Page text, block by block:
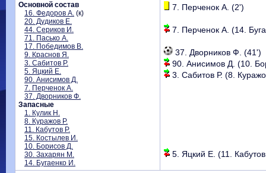
Основной состав
16. Федоров А. (к)
20. Дудиков Е.
44. Сериков И.
71. Пасько А.
17. Победимов В.
9. Краснов Я.
3. Сабитов Р.
5. Яцкий Е.
90. Анисимов Д.
7. Перченок А.
37. Дворников Ф.
Запасные
1. Кулик Н.
8. Куражов Р.
11. Кабутов Р.
15. Костылев И.
10. Борисов Д.
30. Захарян М.
14. Бугаенко И.
7. Перченок А. (2')
7. Перченок А. (14.
37. Дворников Ф. (41')
90. Анисимов Д. (10.
3. Сабитов Р. (8.
5. Яцкий Е. (11.